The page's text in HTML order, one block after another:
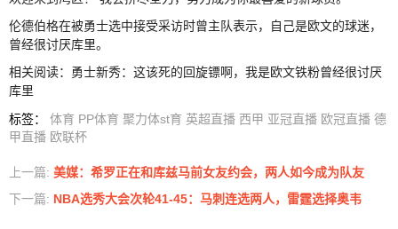
伦德伯格在被勇士选中接受采访时曾主队表示，自己是欧文的球迷，
曾经很讨厌库里。
相关阅读：勇士新秀：这该死的回旋镖啊，我是欧文铁粉曾经很讨厌
库里
标签： 体育 PP体育 聚力体st育 英超直播 西甲 亚冠直播 欧冠直播 德
甲直播 欧联杯
上一篇: 美媒：希罗正在和库兹马前女友约会，两人如今成为队友
下一篇: NBA选秀大会次轮41-45：马刺连选两人，雷霆选择奥韦